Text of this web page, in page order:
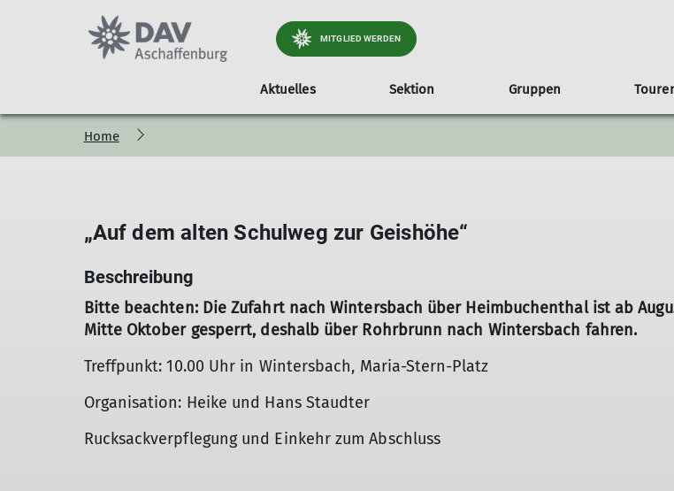
MITGLIED WERDEN
Aktuelles Sektion
Wir über uns Mitgliedschaft Vorstand,
Gruppen
Klettern drinnen und draußen Alles rund ums
Gesamtprogramm Monatstouren
Kletteranlagen MTB Trails
Mitglieder-Self-Service Mitgliedschaft
Home
„Auf dem alten Schulweg zur Geishöhe“
Beschreibung
Bitte beachten: Die Zufahrt nach Wintersbach über Heimbuchenthal ist ab
Mitte Oktober gesperrt, deshalb über Rohrbrunn nach Wintersbach fahren.
Treffpunkt: 10.00 Uhr in Wintersbach, Maria-Stern-Platz
Organisation: Heike und Hans Staudter
Rucksackverpflegung und Einkehr zum Abschluss